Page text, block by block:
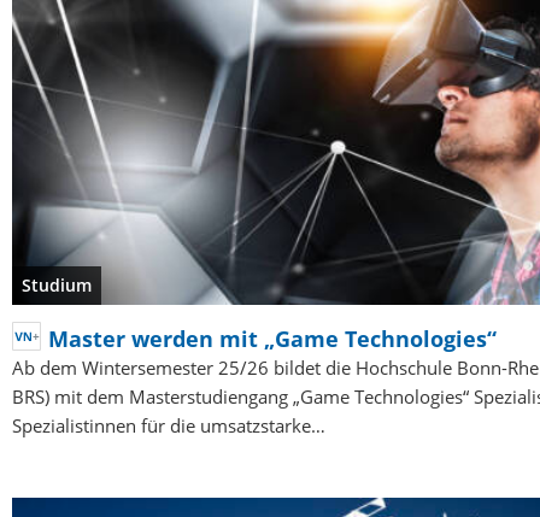
Studium
Master werden mit „Game Technologies“
Ab dem Wintersemester 25/26 bildet die Hochschule Bonn-
BRS) mit dem Masterstudiengang „Game Technologies“
Spezialistinnen für die umsatzstarke…